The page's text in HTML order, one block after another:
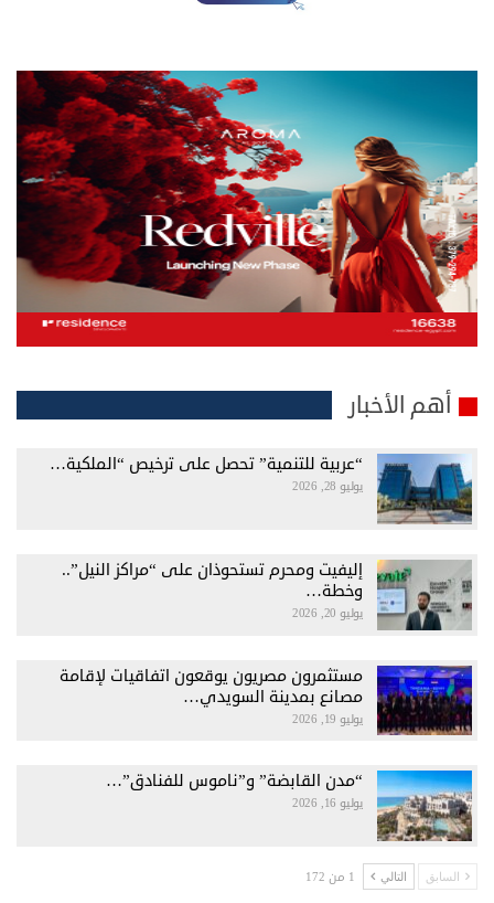
أهم الأخبار
“عربية للتنمية” تحصل على ترخيص “الملكية…
يوليو 28, 2026
إليفيت ومحرم تستحوذان على “مراكز النيل”..
وخطة…
يوليو 20, 2026
مستثمرون مصريون يوقعون اتفاقيات لإقامة
مصانع بمدينة السويدي…
يوليو 19, 2026
“مدن القابضة” و”ناموس للفنادق”…
يوليو 16, 2026
السابق التالي 1 من 172